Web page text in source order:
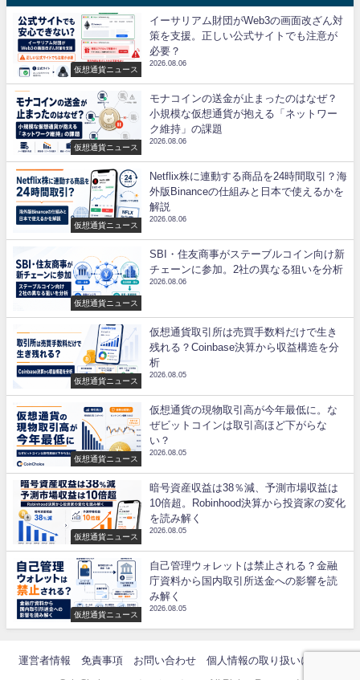
仮想通貨ニュース
イーサリアム財団がWeb3の画面改ざん対
策を支援。正しい公式サイトでも注意が
必要？
2026.08.06
仮想通貨ニュース
モナコインの送金が止まったのはなぜ？
小規模な仮想通貨が抱える「ネットワー
ク維持」の課題
2026.08.06
仮想通貨ニュース
Netflix株に連動する商品を24時間取引？海
外版Binanceの仕組みと日本で使えるかを
解説
2026.08.06
仮想通貨ニュース
SBI・住友商事がステーブルコイン向け新
チェーンに参加。2社の異なる狙いを分析
2026.08.06
仮想通貨ニュース
仮想通貨取引所は売買手数料だけで生き
残れる？Coinbase決算から収益構造を分
析
2026.08.05
仮想通貨ニュース
仮想通貨の現物取引高が今年最低に。な
ぜビットコインは取引高ほど下がらな
い？
2026.08.05
仮想通貨ニュース
暗号資産収益は38％減、予測市場収益は
10倍超。Robinhood決算から投資家の変化
を読み解く
2026.08.05
仮想通貨ニュース
自己管理ウォレットは禁止される？金融
庁資料から国内取引所送金への影響を読
み解く
2026.08.05
運営者情報 免責事項 お問い合わせ 個人情報の取り扱いについて